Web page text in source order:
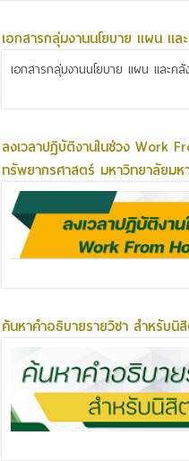
เอกสารกลุ่มงานนโยบาย แผน แล
เอกสารกลุ่มงานนโยบาย แผน และคลั
ลงเวลาปฏิบัติงานในช่วง Work
ทรัพยากรศาสตร์ มหาวิทยาลัยมห
ค้นหาคำอธิบายรายวิชา สำหรับนิ